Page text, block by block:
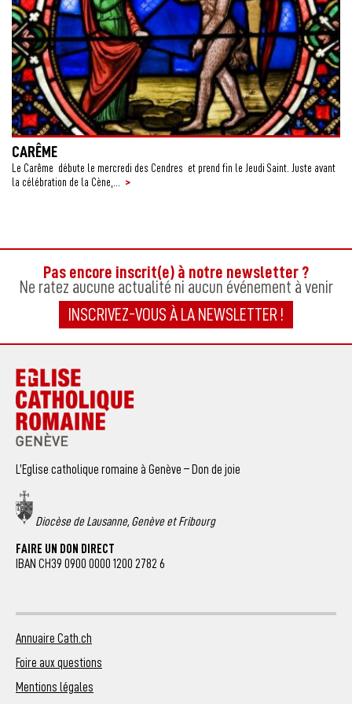
CARÊME
Le Carême débute le mercredi des Cendres et prend fin le Jeudi Saint. Juste avant
la célébration de la Cène,...
>
Pas encore inscrit(e) à notre newsletter ?
Ne ratez aucune actualité ni aucun événement à venir
INSCRIVEZ-VOUS À LA NEWSLETTER !
L’Eglise catholique romaine à Genève – Don de joie
Diocèse de Lausanne, Genève et Fribourg
FAIRE UN DON DIRECT
IBAN CH39 0900 0000 1200 2782 6
Annuaire Cath.ch
Foire aux questions
Mentions légales